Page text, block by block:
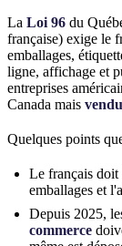
La Loi 96 du
française) exige le
emballages,
ligne, affichage et
entreprises
Canada mais
Quelques points
Le français doit
emballages et
Depuis 2025,
commerce